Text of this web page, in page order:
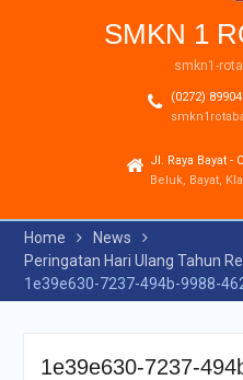
SMKN 1
smkn1-
(0272)
Jl. Raya Bayat -
Beluk, Bayat,
Home
News
Peringatan Hari Ulang Tahun
1e39e630-7237-494b-9988-
1e39e630-7237-